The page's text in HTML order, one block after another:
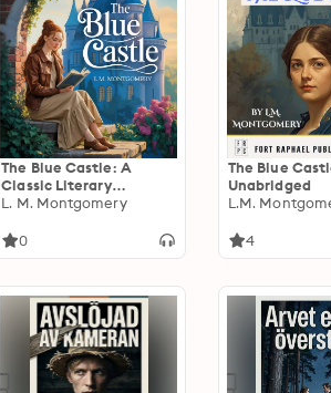
The Blue Castle: A
Classic Literary
Romance of Love,
Changing Adventure
L. M. Montgomery
0
The Blue
Unabridged
L.M.
4